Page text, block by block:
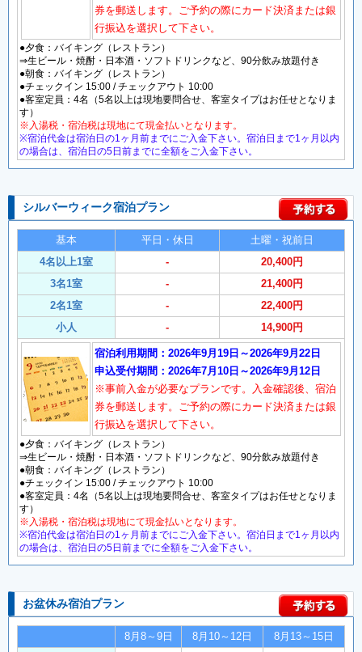
券を郵送します。ご予約の際にカード決済または銀
行振込を選択して下さい。
●夕食：バイキング（レストラン）
⇒生ビール・焼酎・日本酒・ソフトドリンクなど、90分飲み放題付き
●朝食：バイキング（レストラン）
●チェックイン 15:00 / チェックアウト 10:00
●客室定員：4名（5名以上は現地要問合せ、客室タイプはお任せとなりま
す）
※入湯税・宿泊税は現地にて現金払いとなります。
※宿泊代金は宿泊日の1ヶ月前までにご入金下さい。宿泊日まで1ヶ月以内
の場合は、宿泊日の5日前までに全額をご入金下さい。
シルバーウィーク宿泊プラン
基本 平日・休日
土曜・祝前日
4名以上1室
-
20,400円
3名1室
-
21,400円
2名1室
-
22,400円
小人
- 14,900円
宿泊利用期間：2026年9月19日～2026年9月22日
申込受付期間：2026年7月10日～2026年9月12日
※事前入金が必要なプランです。入金確認後、宿泊
券を郵送します。ご予約の際にカード決済または銀
行振込を選択して下さい。
●夕食：バイキング（レストラン）
⇒生ビール・焼酎・日本酒・ソフトドリンクなど、90分飲み放題付き
●朝食：バイキング（レストラン）
●チェックイン 15:00 / チェックアウト 10:00
●客室定員：4名（5名以上は現地要問合せ、客室タイプはお任せとなりま
す）
※入湯税・宿泊税は現地にて現金払いとなります。
※宿泊代金は宿泊日の1ヶ月前までにご入金下さい。宿泊日まで1ヶ月以内
の場合は、宿泊日の5日前までに全額をご入金下さい。
お盆休み宿泊プラン
8月8～9日 8月10～12日 8月13～15日